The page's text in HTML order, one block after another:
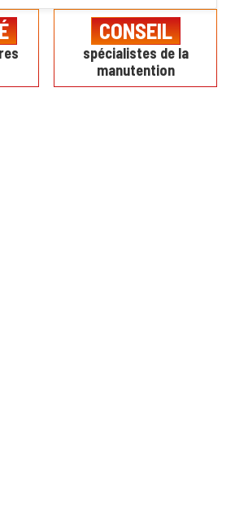
CONSEIL
spécialistes de la
manutention